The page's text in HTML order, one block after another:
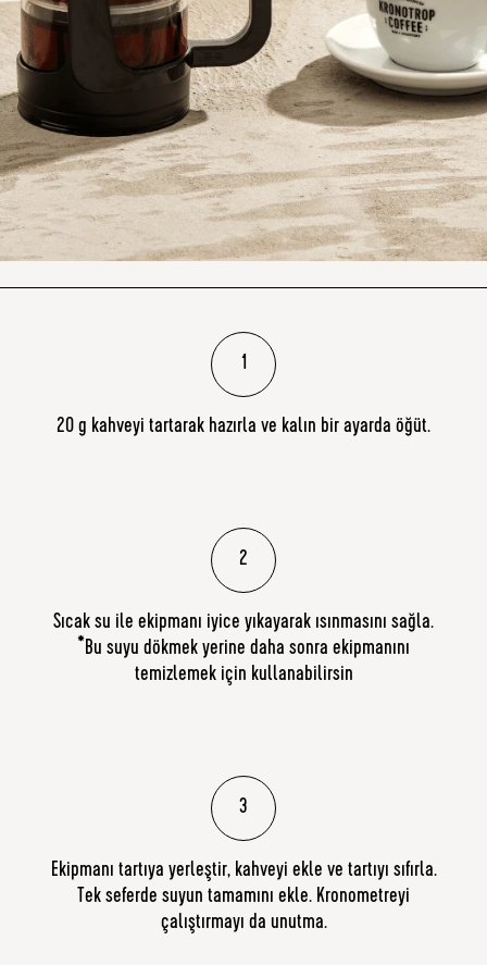
1
20 g kahveyi tartarak hazırla ve kalın bir ayarda öğüt.
2
Sıcak su ile ekipmanı iyice yıkayarak ısınmasını sağla.
*Bu suyu dökmek yerine daha sonra ekipmanını
temizlemek için kullanabilirsin
3
Ekipmanı tartıya yerleştir, kahveyi ekle ve tartıyı sıfırla.
Tek seferde suyun tamamını ekle. Kronometreyi
çalıştırmayı da unutma.